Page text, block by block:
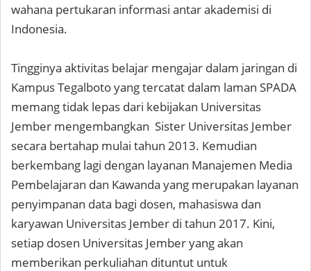
wahana pertukaran informasi antar akademisi di
Indonesia.
Tingginya aktivitas belajar mengajar dalam jaringan di
Kampus Tegalboto yang tercatat dalam laman SPADA
memang tidak lepas dari kebijakan Universitas
Jember mengembangkan Sister Universitas Jember
secara bertahap mulai tahun 2013. Kemudian
berkembang lagi dengan layanan Manajemen Media
Pembelajaran dan Kawanda yang merupakan layanan
penyimpanan data bagi dosen, mahasiswa dan
karyawan Universitas Jember di tahun 2017. Kini,
setiap dosen Universitas Jember yang akan
memberikan perkuliahan dituntut untuk